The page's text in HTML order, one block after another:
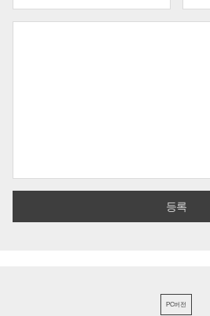
PC버전